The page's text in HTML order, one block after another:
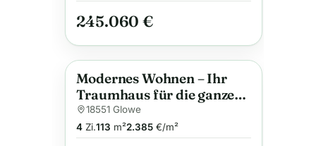
245.060 €
Neu Anzeige
Modernes Wohnen – Ihr
Traumhaus für die ganze
Familie
18551 Glowe
4Zi.113 m²2.385€/m²